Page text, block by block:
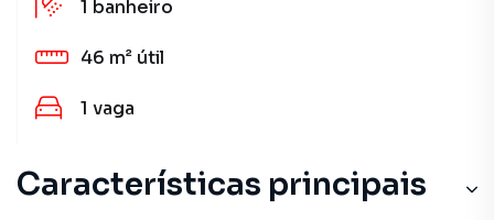
1 banheiro
46 m² útil
1 vaga
Características principais